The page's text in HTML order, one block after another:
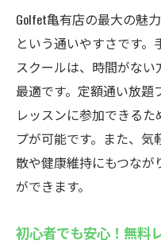
Golfet亀有店の最大の魅
という通いやすさです
スクールは、時間がな
最適です。定額通い放題
レッスンに参加できる
プが可能です。また、
散や健康維持にもつなが
ができます。
初心者でも安心！無料